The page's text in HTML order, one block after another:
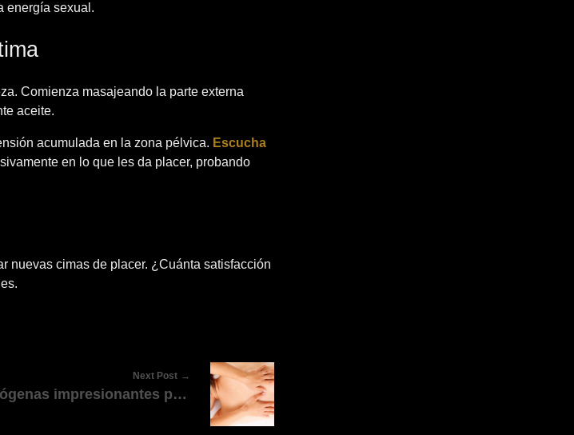
energía sexual.
Comienza masajeando la parte externa
aceite.
acumulada en la zona pélvica. Escucha
en lo que les da placer, probando
nuevas cimas de placer. ¿Cuánta satisfacción
Next Post
20 zonas erógenas impresionantes parte 2